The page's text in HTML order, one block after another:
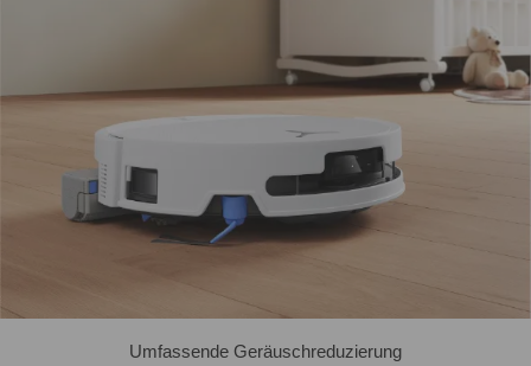
Umfassende Geräuschreduzierung